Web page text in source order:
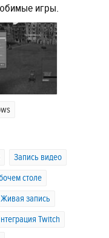
игры.
Запись видео
столе
Живая запись
Twitch